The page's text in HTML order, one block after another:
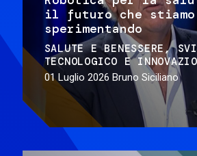
il futuro che stiamo
sperimentando
SALUTE E BENESSERE
TECNOLOGICO E
01 Luglio 2026 Bruno Siciliano